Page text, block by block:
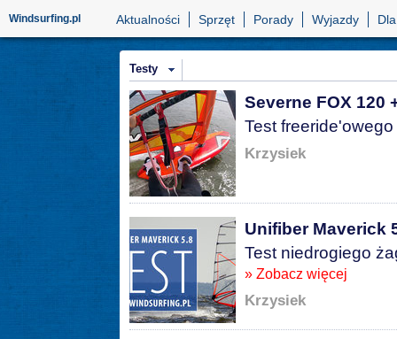
Windsurfing.pl Aktualności Sprzęt Porady Wyjazdy
Testy
Severne FOX 120
Test
Krzysiek
Unifiber Maverick
Test niedrogiego
» Zobacz więcej
Krzysiek